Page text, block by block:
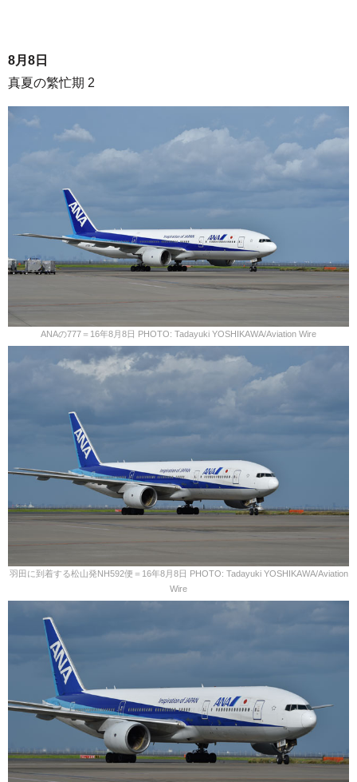
8月8日
真夏の繁忙期 2
ANAの777＝16年8月8日 PHOTO: Tadayuki YOSHIKAWA/Aviation Wire
羽田に到着する松山発NH592便＝16年8月8日 PHOTO: Tadayuki YOSHIKAWA/Aviation
Wire